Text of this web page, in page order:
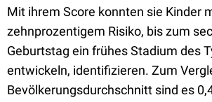
Mit ihrem Score konnten sie Kinder
zehnprozentigem Risiko, bis zum
Geburtstag ein frühes Stadium des
entwickeln, identifizieren. Zum
Bevölkerungsdurchschnitt sind es